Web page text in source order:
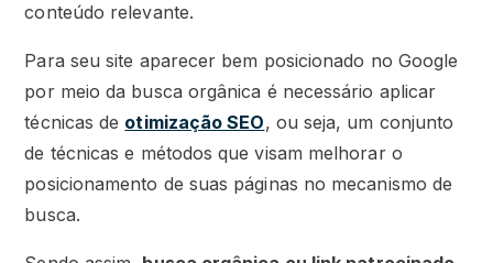
conteúdo relevante.
Para seu site aparecer bem posicionado no Google
por meio da busca orgânica é necessário aplicar
técnicas de otimização SEO, ou seja, um conjunto
de técnicas e métodos que visam melhorar o
posicionamento de suas páginas no mecanismo de
busca.